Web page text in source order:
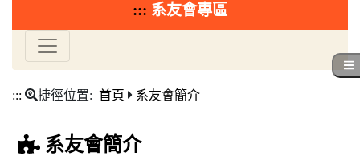
::: 系友會專區
::: 捷徑位置: 首頁 系友會簡介
系友會簡介